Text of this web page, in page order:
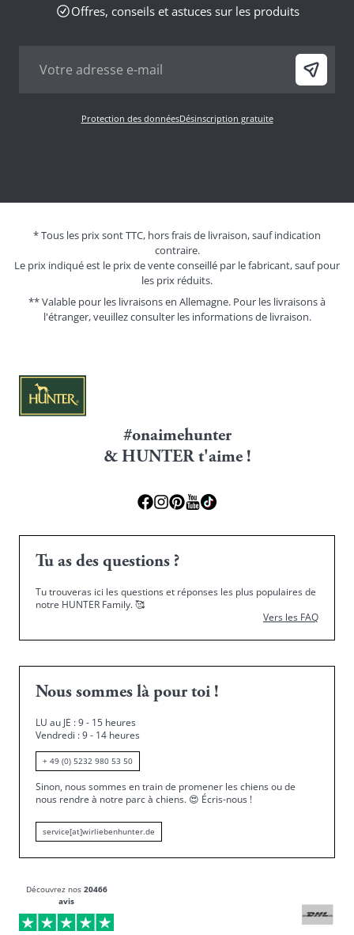
Offres, conseils et astuces sur les produits
Protection des donnéesDésinscription gratuite
* Tous les prix sont TTC, hors frais de livraison, sauf indication
contraire.
Le prix indiqué est le prix de vente conseillé par le fabricant, sauf pour
les prix réduits.
** Valable pour les livraisons en Allemagne. Pour les livraisons à
l'étranger, veuillez consulter les informations de livraison.
#onaimehunter
& HUNTER t'aime !
Tu as des questions ?
Tu trouveras ici les questions et réponses les plus populaires de
notre HUNTER Family.🥰
Vers les FAQ
Nous sommes là pour toi !
LU au JE : 9 - 15 heures
Vendredi : 9 - 14 heures
+ 49 (0) 5232 980 53 50
Sinon, nous sommes en train de promener les chiens ou de
nous rendre à notre parc à chiens. 😍 Écris-nous !
service[at]wirliebenhunter.de
Découvrez nos 20466
avis